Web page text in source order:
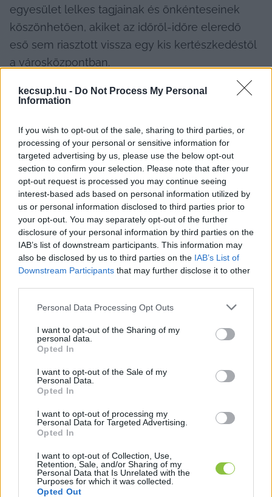
kecsup.hu - Do Not Process My Personal
Information
If you wish to opt-out of the sale, sharing to third parties, or
processing of your personal or sensitive information for
targeted advertising by us, please use the below opt-out
section to confirm your selection. Please note that after your
opt-out request is processed you may continue seeing
interest-based ads based on personal information utilized by
us or personal information disclosed to third parties prior to
your opt-out. You may separately opt-out of the further
disclosure of your personal information by third parties on the
IAB’s list of downstream participants. This information may
also be disclosed by us to third parties on the IAB’s List of
Downstream Participants that may further disclose it to other
Please note that this website/app uses one or more Google
not limited to your visit or usage behaviour. You may click to
grant or deny consent to Google and its third-party tags to
use your data for below specified purposes in below Google
consent section.
Personal Data Processing Opt Outs
I want to opt-out of the Sharing of my
personal data.
Opted In
I want to opt-out of the Sale of my
Personal Data.
Opted In
I want to opt-out of processing my
Personal Data for Targeted Advertising.
Opted In
I want to opt-out of Collection, Use,
Retention, Sale, and/or Sharing of my
Personal Data that Is Unrelated with the
Purposes for which it was collected.
Opted Out
egyesület lelkes tagjainak és önkénteseinek
köszönhetően, akiket az időről-időre eleredő
eső sem riasztott vissza egy kis kertészkedéstől
a városközpontban.
1 /
Previous slide Next
Ültetés a Centrum áruház körül